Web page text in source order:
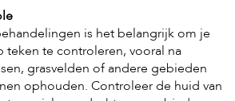
is het belangrijk om je
te controleren, vooral na
grasvelden of andere gebieden
ophouden. Controleer de huid van